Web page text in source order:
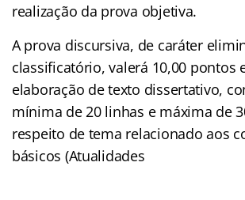
realização da prova objetiva.
A prova discursiva, de caráter
classificatório, valerá 10,00 pontos
elaboração de texto dissertativo,
mínima de 20 linhas e máxima de
respeito de tema relacionado aos
básicos (Atualidades